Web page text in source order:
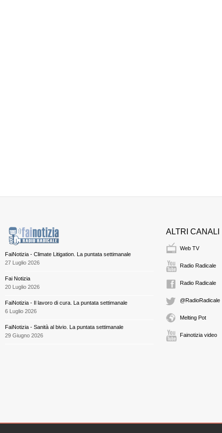
FaiNotizia - Climate Litigation. La puntata settimanale
27 Luglio 2026
Fai Notizia
20 Luglio 2026
FaiNotizia - Il lavoro di cura. La puntata settimanale
6 Luglio 2026
FaiNotizia - Sanità al bivio. La puntata settimanale
29 Giugno 2026
ALTRI CANALI
Web TV
Radio Radicale
Radio Radicale
@RadioRadicale
Melting Pot
Fainotizia video